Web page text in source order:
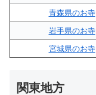
青森県のお寺
岩手県のお寺
宮城県のお寺
関東地方